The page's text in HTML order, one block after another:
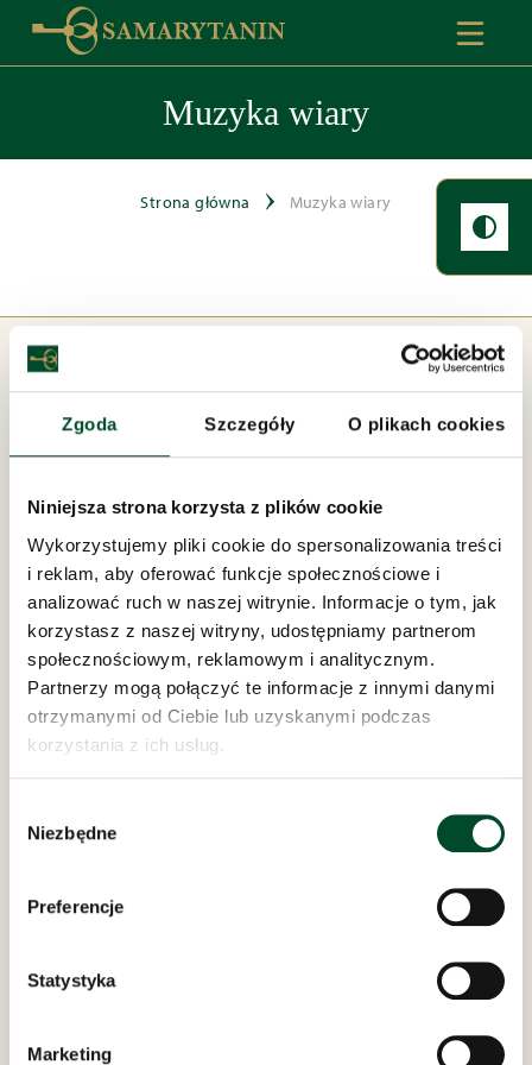
Zgoda Szczegóły O plikach cookies
Niniejsza strona korzysta z plików cookie
Wykorzystujemy pliki cookie do spersonalizowania treści
i reklam, aby oferować funkcje społecznościowe i
analizować ruch w naszej witrynie. Informacje o tym, jak
korzystasz z naszej witryny, udostępniamy partnerom
społecznościowym, reklamowym i analitycznym.
Partnerzy mogą połączyć te informacje z innymi danymi
otrzymanymi od Ciebie lub uzyskanymi podczas
korzystania z ich usług.
zgody
Niezbędne
Preferencje
Statystyka
Marketing
Muzyka wiary
Strona główna Muzyka wiary
Pod zarządem:
Dom Opieki „Samarytanin”
w Bielsku-Białej
Odwiedziny w Domu Opieki „Samarytanin”